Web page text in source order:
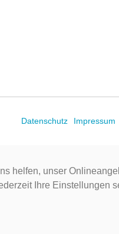
Datenschutz Impressum
helfen, unser
Ihre Einstellungen